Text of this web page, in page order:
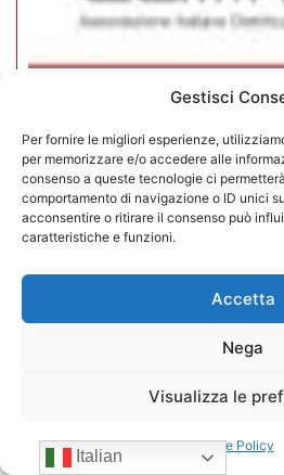
Gestisci
Per fornire le migliori esperienze,
per memorizzare e/o accedere alle
consenso a queste tecnologie ci
comportamento di navigazione o ID unici
acconsentire o ritirare il consenso può
caratteristiche e funzioni.
Accetta
Nega
Visualizza le
Cookie Policy
In CONFIDA
22/07/2026
Italian